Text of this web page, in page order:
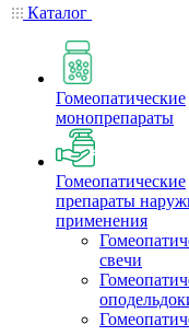
Каталог
Гомеопатические
монопрепараты
Гомеопатические
препараты
применения
свечи